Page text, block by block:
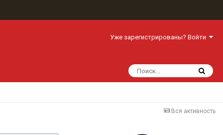
Уже зарегистрированы? Войти
Вся активность